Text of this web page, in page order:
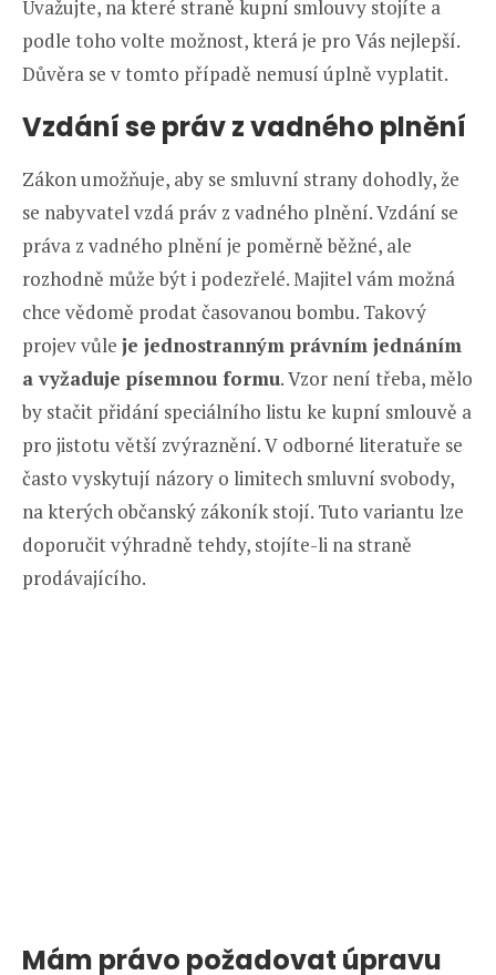
Uvažujte, na které straně kupní smlouvy stojíte a
podle toho volte možnost, která je pro Vás nejlepší.
Důvěra se v tomto případě nemusí úplně vyplatit.
Vzdání se práv z vadného plnění
Zákon umožňuje, aby se smluvní strany dohodly, že
se nabyvatel vzdá práv z vadného plnění. Vzdání se
práva z vadného plnění je poměrně běžné, ale
rozhodně může být i podezřelé. Majitel vám možná
chce vědomě prodat časovanou bombu. Takový
projev vůle je jednostranným právním jednáním
a vyžaduje písemnou formu. Vzor není třeba, mělo
by stačit přidání speciálního listu ke kupní smlouvě a
pro jistotu větší zvýraznění. V odborné literatuře se
často vyskytují názory o limitech smluvní svobody,
na kterých občanský zákoník stojí. Tuto variantu lze
doporučit výhradně tehdy, stojíte-li na straně
prodávajícího.
Mám právo požadovat úpravu